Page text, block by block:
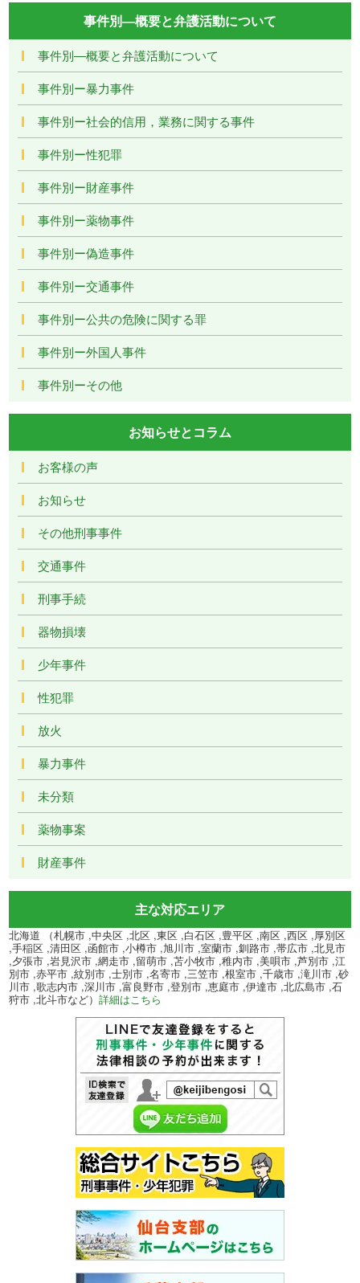
事件別―概要と弁護活動について
事件別―概要と弁護活動について
事件別ー暴力事件
事件別ー社会的信用，業務に関する事件
事件別ー性犯罪
事件別ー財産事件
事件別ー薬物事件
事件別ー偽造事件
事件別ー交通事件
事件別ー公共の危険に関する罪
事件別ー外国人事件
事件別ーその他
お知らせとコラム
お客様の声
お知らせ
その他刑事事件
交通事件
刑事手続
器物損壊
少年事件
性犯罪
放火
暴力事件
未分類
薬物事案
財産事件
主な対応エリア
北海道 （札幌市 ,中央区 ,北区 ,東区 ,白石区 ,豊平区 ,南区 ,西区 ,厚別区
,手稲区 ,清田区 ,函館市 ,小樽市 ,旭川市 ,室蘭市 ,釧路市 ,帯広市 ,北見市
,夕張市 ,岩見沢市 ,網走市 ,留萌市 ,苫小牧市 ,稚内市 ,美唄市 ,芦別市 ,江
別市 ,赤平市 ,紋別市 ,士別市 ,名寄市 ,三笠市 ,根室市 ,千歳市 ,滝川市 ,砂
川市 ,歌志内市 ,深川市 ,富良野市 ,登別市 ,恵庭市 ,伊達市 ,北広島市 ,石
狩市 ,北斗市など）詳細はこちら